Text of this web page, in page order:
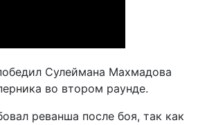
Сулеймана Махмадова
во втором раунде.
реванша после боя, так как